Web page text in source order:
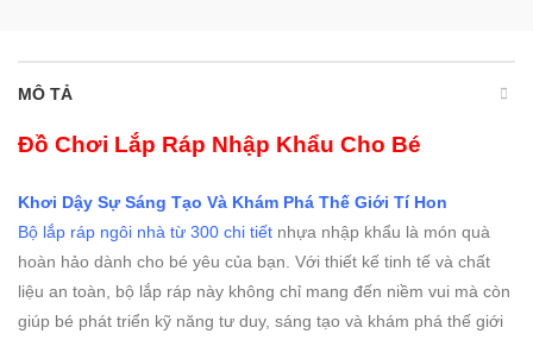
MÔ TẢ
Đồ Chơi Lắp Ráp Nhập Khẩu Cho Bé
Khơi Dậy Sự Sáng Tạo Và Khám Phá Thế Giới Tí Hon
Bộ lắp ráp ngôi nhà từ 300 chi tiết nhựa nhập khẩu là món quà
hoàn hảo dành cho bé yêu của bạn. Với thiết kế tinh tế và chất
liệu an toàn, bộ lắp ráp này không chỉ mang đến niềm vui mà còn
giúp bé phát triển kỹ năng tư duy, sáng tạo và khám phá thế giới